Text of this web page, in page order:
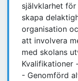
självklarhet
skapa
organisation
att involvera
med skolans
Kvalifikationer
- Genomförd